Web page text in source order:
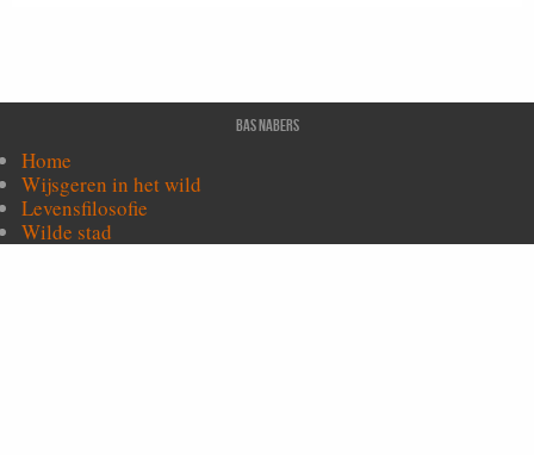
Bas Nabers
Home
Wijsgeren in het wild
Levensfilosofie
Wilde stad